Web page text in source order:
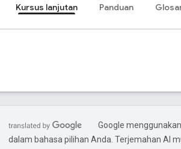
Kursus lanjutan Panduan
Google
dalam bahasa pilihan Anda. Terjemahan AI